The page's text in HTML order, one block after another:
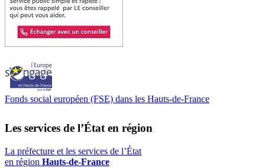
Fonds social européen (FSE) dans les Hauts-de-France
Les services de l’État en région
La préfecture et les services de l’État
en région Hauts-de-France